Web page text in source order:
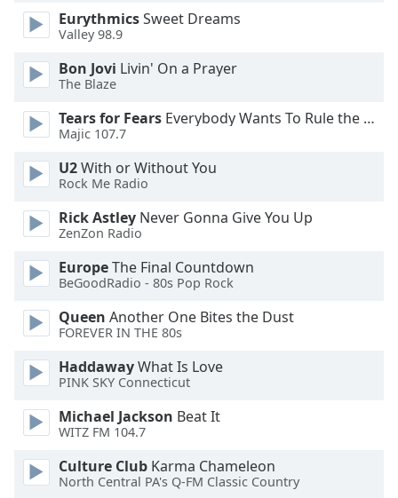
window.
Text
Background
Area
Background
Color
Opacity
EurythmicsSweet Dreams
Valley 98.9
Bon Jovi Livin' On a Prayer
The Blaze
Tears for Fears Everybody Wants To Rule the World
Majic 107.7
U2With or Without You
Rock Me Radio
Rick Astley Never Gonna Give You Up
ZenZon Radio
EuropeThe Final Countdown
BeGoodRadio - 80s Pop Rock
Queen Another One Bites the Dust
FOREVER IN THE 80s
HaddawayWhat Is Love
PINK SKY Connecticut
Michael Jackson Beat It
WITZ FM 104.7
Culture Club Karma Chameleon
North Central PA's Q-FM Classic Country